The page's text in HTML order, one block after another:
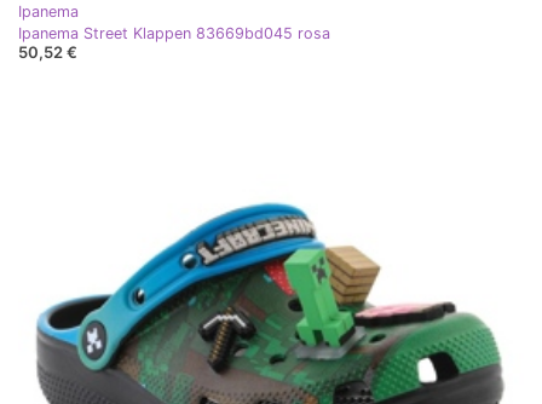
Ipanema
Ipanema Street Klappen 83669bd045 rosa
50,52 €